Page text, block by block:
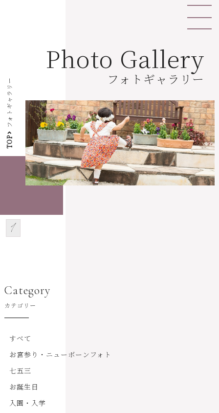
Photo Gallery
フォトギャラリー
TOP
フォトギャラリー
1
Category
カテゴリー
すべて
お宮参り・ニューボーンフォト
七五三
お誕生日
入園・入学